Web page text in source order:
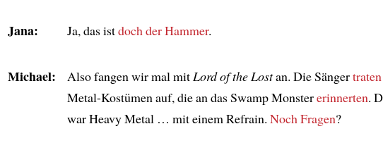
Jana: Ja, das istdoch der Hammer.
Michael: Also fangen wir mal mitLord of the Lostan. Die Sängertraten
Metal-Kostümen auf, die an das Swamp Monstererinnerten.
war Heavy Metal … mit einem Refrain. Noch Fragen?